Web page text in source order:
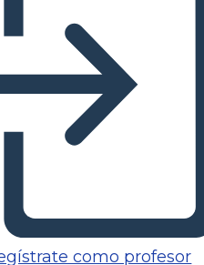
como profesor